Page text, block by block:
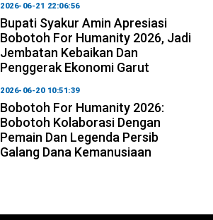
2026-06-21 22:06:56
Bupati Syakur Amin Apresiasi
Bobotoh For Humanity 2026, Jadi
Jembatan Kebaikan Dan
Penggerak Ekonomi Garut
2026-06-20 10:51:39
Bobotoh For Humanity 2026:
Bobotoh Kolaborasi Dengan
Pemain Dan Legenda Persib
Galang Dana Kemanusiaan